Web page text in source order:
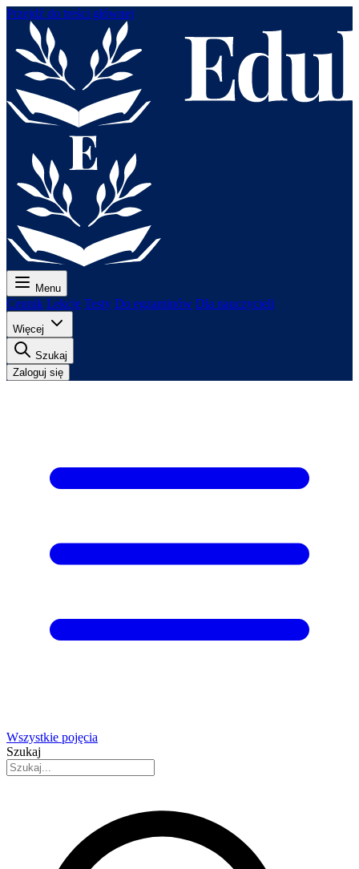
Przejdź do treści głównej
Menu
Cennik Lekcje Testy Do egzaminów Dla nauczycieli
Więcej
Szukaj
Zaloguj się
Wszystkie pojęcia
Szukaj